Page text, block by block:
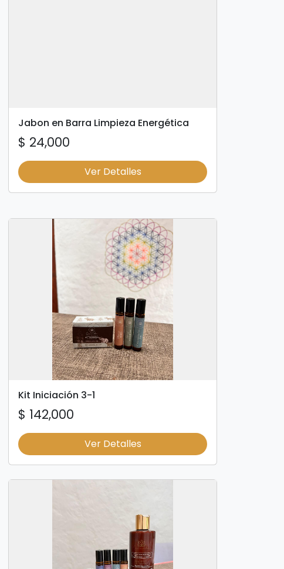
Jabon en Barra Limpieza Energética
$ 24,000
Ver Detalles
Kit Iniciación 3-1
$ 142,000
Ver Detalles